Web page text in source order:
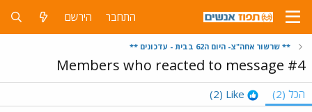
התחבר הירשם
** שרשור אחה"צ- היום ה62 בבית - עדכונים **
Members who reacted to message #4
הכל (2)
Like
(2)